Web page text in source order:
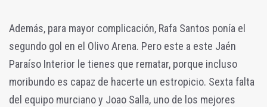
Además, para mayor complicación, Rafa Santos ponía el
segundo gol en el Olivo Arena. Pero este a este Jaén
Paraíso Interior le tienes que rematar, porque incluso
moribundo es capaz de hacerte un estropicio. Sexta falta
del equipo murciano y Joao Salla, uno de los mejores